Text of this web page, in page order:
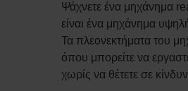
Ψάχνετε ένα μηχάνημα
είναι ένα μηχάνημα
Τα πλεονεκτήματα του
όπου μπορείτε να
χωρίς να θέτετε σε